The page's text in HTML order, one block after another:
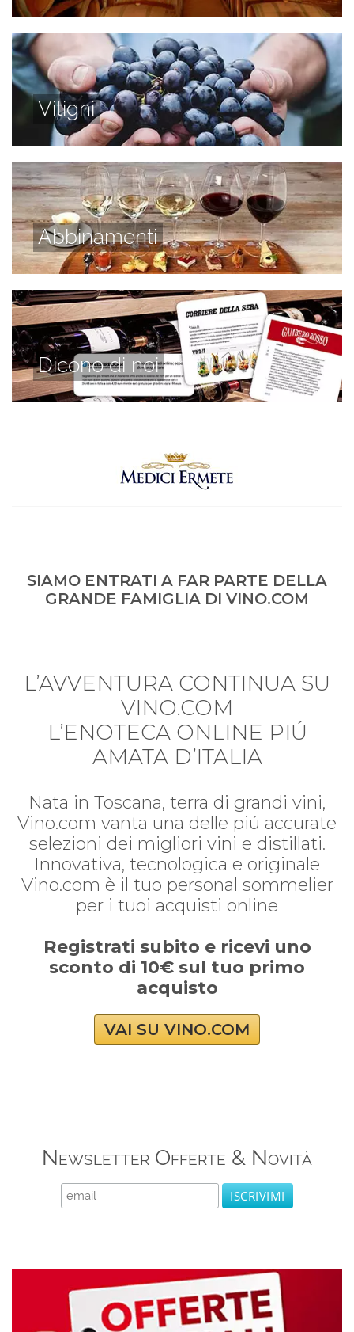
Vitigni
Abbinamenti
Dicono di noi
SIAMO ENTRATI A FAR PARTE DELLA
GRANDE FAMIGLIA DI VINO.COM
L’AVVENTURA CONTINUA SU
VINO.COM
L’ENOTECA ONLINE PIÚ
AMATA D’ITALIA
Nata in Toscana, terra di grandi vini,
Vino.com vanta una delle piú accurate
selezioni dei migliori vini e distillati.
Innovativa, tecnologica e originale
Vino.com è il tuo personal sommelier
per i tuoi acquisti online
Registrati subito e ricevi uno
sconto di 10€ sul tuo primo
acquisto
VAI SU VINO.COM
Newsletter Offerte & Novità